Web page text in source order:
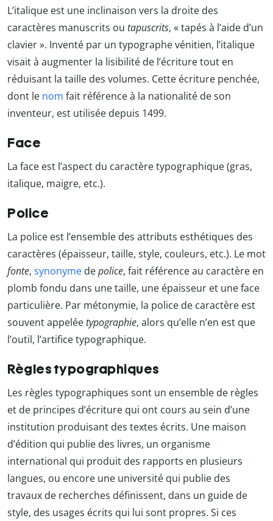
L’italique est une inclinaison vers la droite des
caractères manuscrits ou tapuscrits, « tapés à l’aide d’un
clavier ». Inventé par un typographe vénitien, l’italique
visait à augmenter la lisibilité de l’écriture tout en
réduisant la taille des volumes. Cette écriture penchée,
dont le nom fait référence à la nationalité de son
inventeur, est utilisée depuis 1499.
Face
La face est l’aspect du caractère typographique (gras,
italique, maigre, etc.).
Police
La police est l’ensemble des attributs esthétiques des
caractères (épaisseur, taille, style, couleurs, etc.). Le mot
fonte, synonyme depolice, fait référence au caractère en
plomb fondu dans une taille, une épaisseur et une face
particulière. Par métonymie, la police de caractère est
souvent appeléetypographie, alors qu’elle n’en est que
l’outil, l’artifice typographique.
Règles typographiques
Les règles typographiques sont un ensemble de règles
et de principes d’écriture qui ont cours au sein d’une
institution produisant des textes écrits. Une maison
d’édition qui publie des livres, un organisme
international qui produit des rapports en plusieurs
langues, ou encore une université qui publie des
travaux de recherches définissent, dans un guide de
style, des usages écrits qui lui sont propres. Si ces